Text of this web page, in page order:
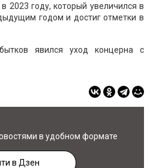
2023 году, который увеличился в
годом и достиг отметки в
явился уход концерна с
в удобном формате
в Дзен